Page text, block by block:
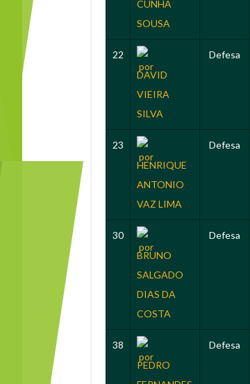
CUNHA
SOUSA
22
DAVID
VIEIRA
SILVA
Defesa
23
HENRIQUE
ANTONIO
VAZ LIMA
Defesa
30
BRUNO
SALGADO
DIAS DA
COSTA
Defesa
38
PEDRO
Defesa